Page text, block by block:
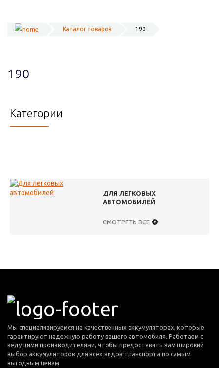
Каталог товаров 190
190
Категории
ДЛЯ ЛЕГКОВЫХ
АВТОМОБИЛЕЙ
СМОТРЕТЬ ВСЕ
Мы специализируемся на качественных аккумуляторах, которые
гарантируют надежную работу вашего автомобиля. Работаем с
ведущими производителями, чтобы предоставить вам широкий
выбор аккумуляторов для всех видов транспорта по самым
выгодным ценам